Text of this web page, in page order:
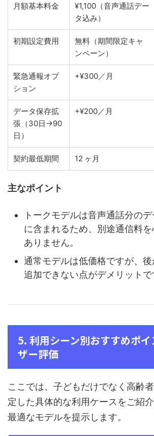
月額基本料金
¥1,100（音声通話デー
タ込み）
初期設定費用
無料（期間限定キャ
ンペーン）
緊急通報オプ
ション
+¥300／月
データ保存拡
張（30日→90
日）
+¥200／月
契約最低期間 12 ヶ月
主なポイント
トークモデルは音声通話分の
に含まれるため、別途通信料
ありません。
通常モデルは低価格ですが、
追加できない点がデメリットで
5. 利用シーン別おすすめポ
ザー評価
ここでは、子どもだけでなく高齢
定した具体的な利用ケースをご紹
最適なモデルを提示します。